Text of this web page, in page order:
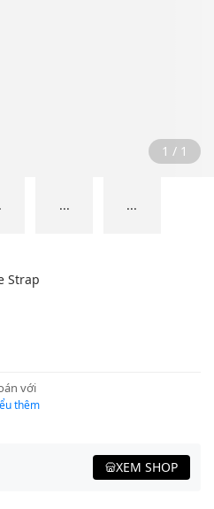
1 / 1
... ...
Strap
với
thêm
XEM SHOP